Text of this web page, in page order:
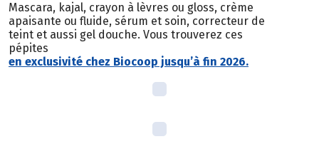
Mascara, kajal, crayon à lèvres ou gloss, crème
apaisante ou fluide, sérum et soin, correcteur de
teint et aussi gel douche. Vous trouverez ces
pépites
en exclusivité chez Biocoop jusqu’à fin 2026.